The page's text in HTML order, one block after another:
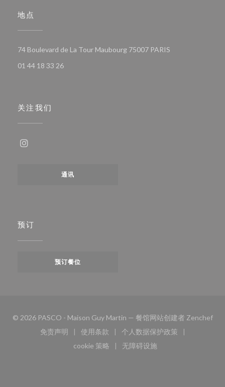
地点
74 Boulevard de La Tour Maubourg 75007 PARIS
01 44 18 33 26
关注我们
通讯
预订
预订餐位
© 2026 PASCO - Maison Guy Martin — 餐馆网站创建者 Zenchef((
免责声明
((在新窗口中打开))
使用条款
((在新窗口中打开))
个人数据保护政策
((在新窗口中打开))
cookie 策略
((在新窗口中打开))
无障碍设施
((在新窗口中打开))